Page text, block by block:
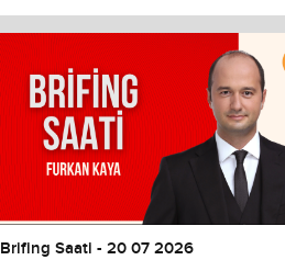
Color
Window
Color
Transparency
Font Size
Text Edge Style
Font Family
Brifing Saati - 20 07 2026